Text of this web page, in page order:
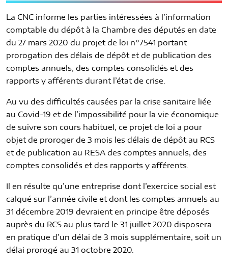
FONCTIONNEMENT
RAPPORTS D’ACTIVITÉS
AUTRES DOCUMENTS
CONTACT
FREN
La CNC informe les parties intéressées à l’information
comptable du dépôt à la Chambre des députés en date
du 27 mars 2020 du projet de loi n°7541 portant
prorogation des délais de dépôt et de publication des
comptes annuels, des comptes consolidés et des
rapports y afférents durant l’état de crise.
Au vu des difficultés causées par la crise sanitaire liée
au Covid-19 et de l’impossibilité pour la vie économique
de suivre son cours habituel, ce projet de loi a pour
objet de proroger de 3 mois les délais de dépôt au RCS
et de publication au RESA des comptes annuels, des
comptes consolidés et des rapports y afférents.
Il en résulte qu’une entreprise dont l’exercice social est
calqué sur l’année civile et dont les comptes annuels au
31 décembre 2019 devraient en principe être déposés
auprès du RCS au plus tard le 31 juillet 2020 disposera
en pratique d’un délai de 3 mois supplémentaire, soit un
délai prorogé au 31 octobre 2020.